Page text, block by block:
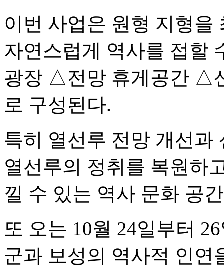
이번 사업은 원형 지형을
자연스럽게 역사를 접
광장 △전망 휴게공간 △
로 구성된다.
특히 열선루 전망 개선과
열선루의 정취를 복원하
낄 수 있는 역사 문화 공
또 오는 10월 24일부터
군과 보성의 역사적 인연